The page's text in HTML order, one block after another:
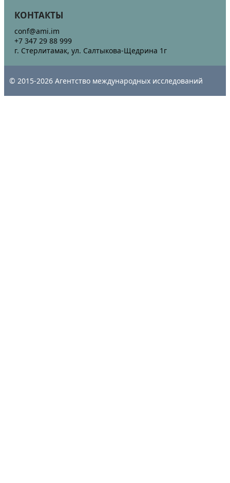
КОНТАКТЫ
conf@ami.im
+7 347 29 88 999
г. Стерлитамак, ул. Салтыкова-Щедрина 1г
© 2015-2026 Агентство международных исследований